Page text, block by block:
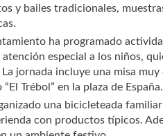
y bailes tradicionales,
ha programado
especial a los niños,
jornada incluye una misa
Trébol” en la plaza de España.
una bicicleteada
con productos típicos.